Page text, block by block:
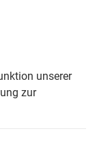
unserer
zur